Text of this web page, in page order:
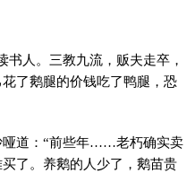
书人。三教九流，贩夫走卒，
了鹅腿的价钱吃了鸭腿，恐
哑道：“前些年……老朽确实卖
了。养鹅的人少了，鹅苗贵